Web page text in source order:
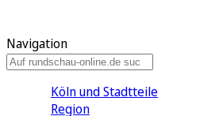
Navigation
Köln und Stadtteile
Region